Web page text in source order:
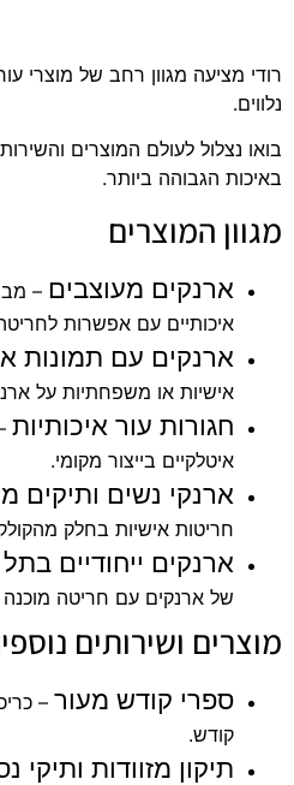
רודי מציעה מגוון רחב של מוצרי
נלווים.
בואו נצלול לעולם המוצרים
באיכות הגבוהה ביותר.
מגוון המוצרים
ארנקים מעוצבים –
איכותיים עם אפשרות
ארנקים עם תמונות
אישיות או משפחתיות על
חגורות עור איכותיות
איטלקיים בייצור מקומי.
ארנקי נשים ותיקים
חריטות אישיות בחלק
ארנקים ייחודיים
של ארנקים עם חריטה
מוצרים ושירותים
ספרי קודש מעור –
קודש.
תיקון מזוודות ותיקי